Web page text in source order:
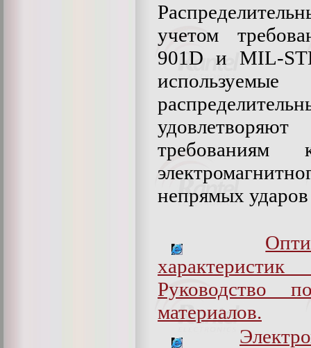
учетом
901D и MIL-
непрямых
Руководство
материалов.